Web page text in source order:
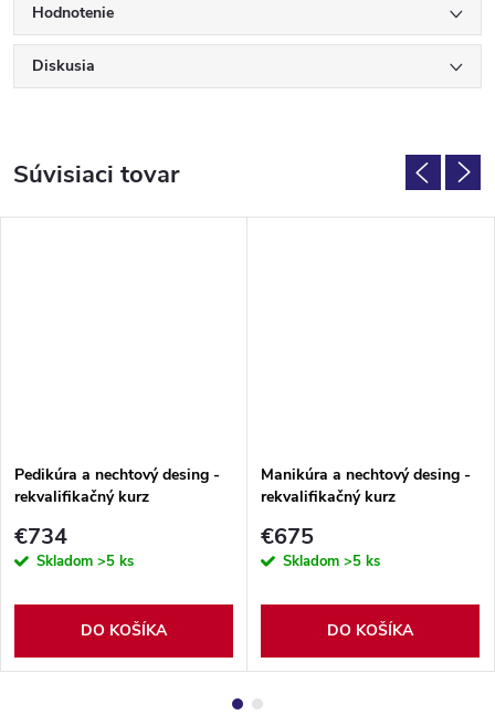
Hodnotenie
Diskusia
Súvisiaci tovar
Pedikúra a nechtový desing -
rekvalifikačný kurz
€734
Skladom >5 ks
DO KOŠÍKA
Manikúra a nechtový desing -
rekvalifikačný kurz
€675
Skladom >5 ks
DO KOŠÍKA